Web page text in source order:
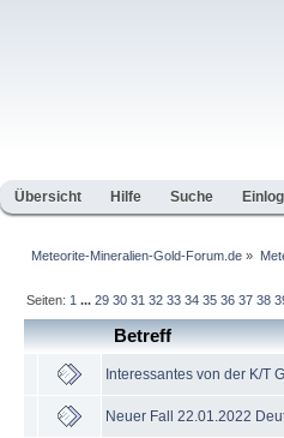
Übersicht Hilfe Suche
Meteorite-Mineralien-Gold-Forum.de »
Seiten: 1 ...29 30 31 32 33 34 35 36 37 38
Betreff
Interessantes von der K/T
Neuer Fall 22.01.2022